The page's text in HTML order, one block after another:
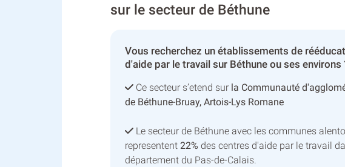
sur le secteur de Béthune
Vous recherchez un établissements de
d'aide par le travail sur Béthune ou ses environs
Ce secteur s’etend sur la Communauté
de Béthune-Bruay, Artois-Lys Romane
Le secteur de Béthune avec les communes
representent 22% des centres d'aide par le travail
département du Pas-de-Calais.